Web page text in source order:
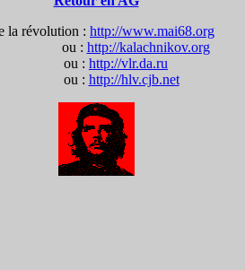
la révolution : http://www.mai68.org
: http://kalachnikov.org
ou : http://vlr.da.ru
ou : http://hlv.cjb.net